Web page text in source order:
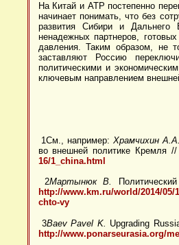
На Китай и АТР постепенно
начинает понимать, что без
развития Сибири и
ненадежных партнеров,
давления. Таким образом, не
заставляют Россию
политическими и
ключевым направлением
1См., например: Храмчихин
во внешней политике Кремля
16/1_china.html
2Мартынюк В.
http://www.km.ru/world/2014/
chto-vy
3Baev Pavel K.
Upgrading
http://www.ponarseurasia.org/